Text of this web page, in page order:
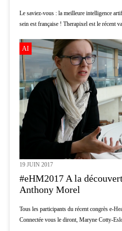
Le saviez-vous : la meilleure intelligence
sein est française ! Therapixel est le récent
AI
19 JUIN 2017
#eHM2017 A la
Anthony Morel
Tous les participants du récent congrès e-
Connectée vous le diront, Maryne Cotty-